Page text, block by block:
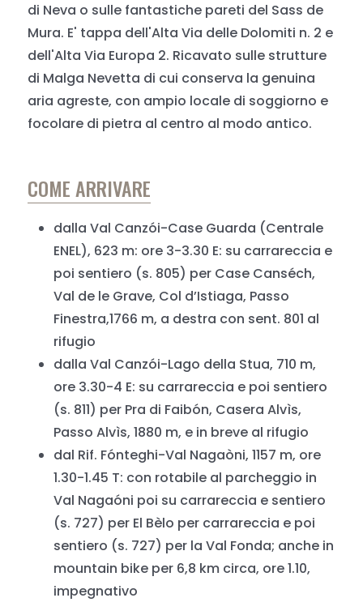
di Neva o sulle fantastiche pareti del Sass de
Mura. E' tappa dell'Alta Via delle Dolomiti n. 2 e
dell'Alta Via Europa 2. Ricavato sulle strutture
di Malga Nevetta di cui conserva la genuina
aria agreste, con ampio locale di soggiorno e
focolare di pietra al centro al modo antico.
COME ARRIVARE
dalla Val Canzói-Case Guarda (Centrale
ENEL), 623 m: ore 3-3.30 E: su carrareccia e
poi sentiero (s. 805) per Case Canséch,
Val de le Grave, Col dʼIstiaga, Passo
Finestra,1766 m, a destra con sent. 801 al
rifugio
dalla Val Canzói-Lago della Stua, 710 m,
ore 3.30-4 E: su carrareccia e poi sentiero
(s. 811) per Pra di Faibón, Casera Alvìs,
Passo Alvìs, 1880 m, e in breve al rifugio
dal Rif. Fónteghi-Val Nagaòni, 1157 m, ore
1.30-1.45 T: con rotabile al parcheggio in
Val Nagaóni poi su carrareccia e sentiero
(s. 727) per El Bèlo per carrareccia e poi
sentiero (s. 727) per la Val Fonda; anche in
mountain bike per 6,8 km circa, ore 1.10,
impegnativo